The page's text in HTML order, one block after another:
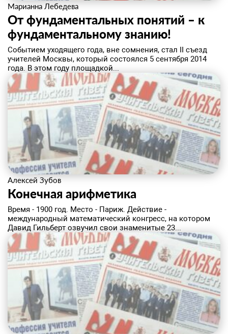
Марианна Лебедева
От фундаментальных понятий – к
фундаментальному знанию!
Событием уходящего года, вне сомнения, стал II съезд
учителей Москвы, который состоялся 5 сентября 2014
года. В этом году площадкой...
Алексей Зубов
Конечная арифметика
​Время - 1900 год. Место - Париж. Действие -
международный математический конгресс, на котором
Давид Гильберт озвучил свои знаменитые 23...